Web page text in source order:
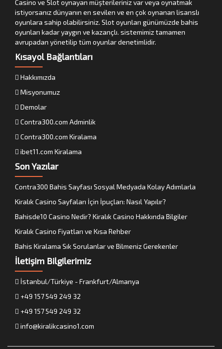
Casino ve Slot oynayan müşterileriniz var veya oynatmak
istiyorsanız dünyanın en sevilen ve en çok oynanan lisanslı
oyunlara sahip olabilirsiniz. Slot oyunları günümüzde bahis
oyunları kadar yaygın ve kazançlı. sistemimiz tamamen
avrupadan yönetilip tüm oyunlar denetimlidir.
Kısayol Bağlantıları
Hakkımızda
Misyonumuz
Demolar
Contra300.com Adminlik
Contra300.com Kiralama
ibet11.com Kiralama
Son Yazılar
Contra300 Bahis Sayfası Sosyal Medyada Kolay Adımlarla
Kiralık Casino Sayfaları İçin İpuçları: Nasıl Yapılır?
Bahisde10 Casino Nedir? Kiralık Casino Hakkında Bilgiler
Kiralık Casino Fiyatları ve Kısa Rehber
Bahis Kiralama Sık Sorulanlar ve Bilmeniz Gerekenler
İletişim Bilgilerimiz
İstanbul/Türkiye - Frankfurt/Almanya
+49 157 549 249 32
+49 157 549 249 32
info@kiralikcasino1.com